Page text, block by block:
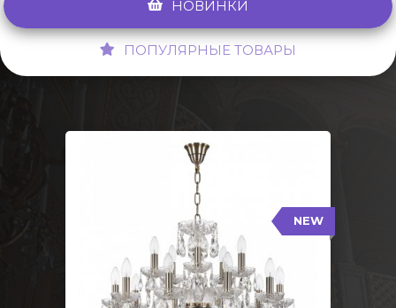
НОВИНКИ
ПОПУЛЯРНЫЕ ТОВАРЫ
NEW
117/10+5/240 Pa
Тип: Стеклянный рожок
Цвет арматуры: Патина/